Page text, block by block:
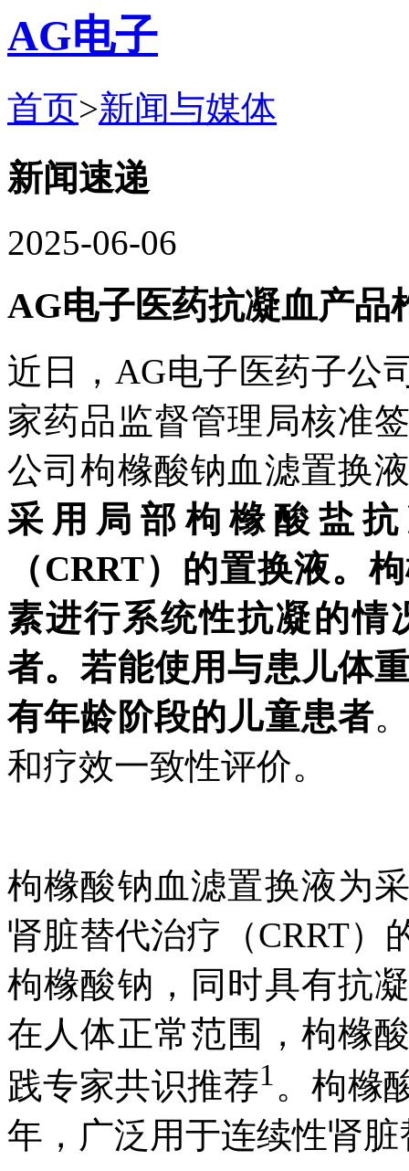
AG电子
首页>新闻与媒体
新闻速递
2025-06-06
AG电子医药抗凝血产品
近日，AG电子医药子公
家药品监督管理局核准
公司枸橼酸钠血滤置换
采用局部枸橼酸盐
（CRRT）的置换液。
素进行系统性抗凝的情
者。若能使用与患儿体
有年龄阶段的儿童患者
和疗效一致性评价。
枸橼酸钠血滤置换液为
肾脏替代治疗（CRRT）
枸橼酸钠，同时具有抗
在人体正常范围，枸橼
践专家共识推荐1。枸橼
年，广泛用于连续性肾